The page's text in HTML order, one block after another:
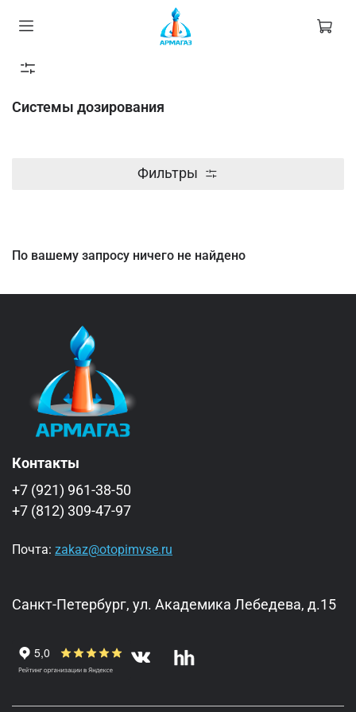
Системы дозирования
Фильтры
По вашему запросу ничего не найдено
Контакты
+7 (921) 961-38-50
+7 (812) 309-47-97
Почта: zakaz@otopimvse.ru
Санкт-Петербург, ул. Академика Лебедева, д.15